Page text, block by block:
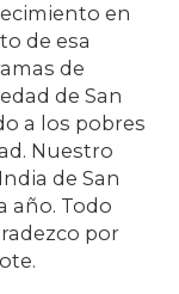
en
de esa
de
de San
a los pobres
Nuestro
de San
año. Todo
por